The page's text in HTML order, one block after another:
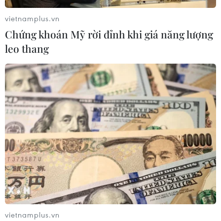
Xem thêm
CƠ QUAN CHỦ QUẢN: THÔNG TẤN XÃ VIỆT NAM
Tổng Biên tập: TRẦN TIẾN DUẨN
Phó Tổng Biên tập: NGUYỄN THỊ TÁM, KHÚC THANH
THỦY
Sở hữu trí tuệ
Quy định sử dụng
RSS
Hỗ trợ
vietnamplus.vn
Chứng khoán Mỹ rời đỉnh khi giá năng lượng
leo thang
vietnamplus.vn